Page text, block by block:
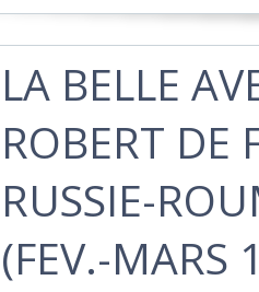
‎LA BELLE
ROBERT DE
RUSSIE-
(FEV.-MARS